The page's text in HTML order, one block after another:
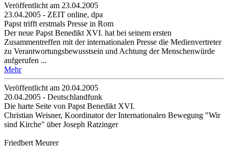
Veröffentlicht am 23­.04.2005
23.04.2005 - ZEIT online, dpa
Papst trifft erstmals Presse in Rom
Der neue Papst Benedikt XVI. hat bei seinem ersten
Zusammentreffen mit der internationalen Presse die Medienvertreter
zu Verantwortungsbewusstsein und Achtung der Menschenwürde
aufgerufen ...
Mehr
Veröffentlicht am 20­.04.2005
20.04.2005 - Deutschlandfunk
Die harte Seite von Papst Benedikt XVI.
Christian Weisner, Koordinator der Internationalen Bewegung "Wir
sind Kirche" über Joseph Ratzinger
Friedbert Meurer